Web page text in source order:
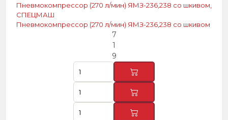
Пневмокомпрессор (270 л/мин) ЯМЗ-236,238 со шкивом,
СПЕЦМАШ
Пневмокомпрессор (270 л/мин) ЯМЗ-236,238 со шкивом
7
1
9